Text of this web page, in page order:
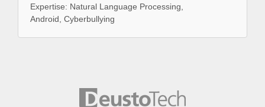
Expertise: Natural Language Processing,
Android, Cyberbullying